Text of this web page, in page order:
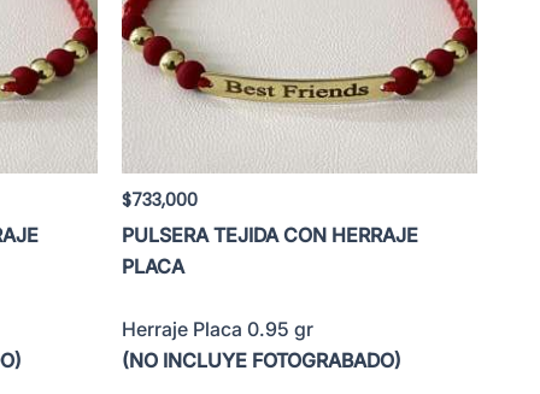
$733,000
PULSERA TEJIDA CON HERRAJE
PLACA
Herraje Placa 0.95 gr
(NO INCLUYE FOTOGRABADO)